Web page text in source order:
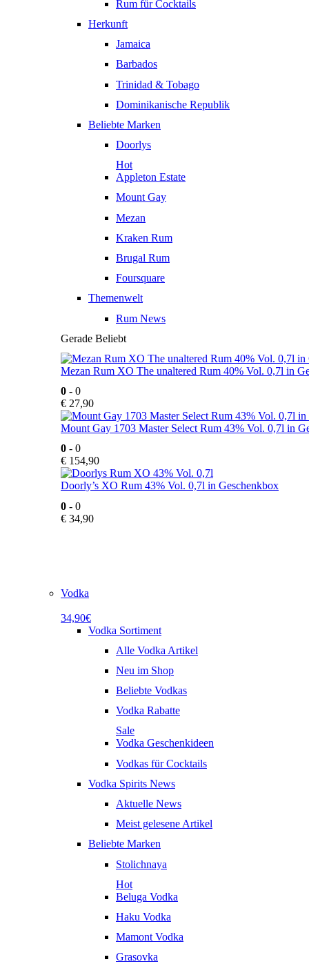
Rum für Cocktails
Herkunft
Jamaica
Barbados
Trinidad & Tobago
Dominikanische Republik
Beliebte Marken
Doorlys
Hot
Appleton Estate
Mount Gay
Mezan
Kraken Rum
Brugal Rum
Foursquare
Themenwelt
Rum News
Gerade Beliebt
Mezan Rum XO The unaltered Rum 40% Vol. 0,7l in
0 - 0
€ 27,90
Mount Gay 1703 Master Select Rum 43% Vol. 0,7l in
0 - 0
€ 154,90
Doorly’s XO Rum 43% Vol. 0,7l in Geschenkbox
0 - 0
€ 34,90
Vodka
34,90€
Vodka Sortiment
Alle Vodka Artikel
Neu im Shop
Beliebte Vodkas
Vodka Rabatte
Sale
Vodka Geschenkideen
Vodkas für Cocktails
Vodka Spirits News
Aktuelle News
Meist gelesene Artikel
Beliebte Marken
Stolichnaya
Hot
Beluga Vodka
Haku Vodka
Mamont Vodka
Grasovka